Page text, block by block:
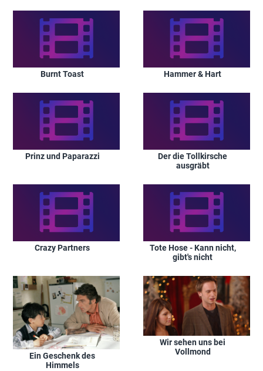
Burnt Toast Hammer & Hart
Prinz und Paparazzi
Der die Tollkirsche
ausgräbt
Crazy Partners
Tote Hose - Kann nicht,
gibt's nicht
Ein Geschenk des
Himmels
Wir sehen uns bei
Vollmond